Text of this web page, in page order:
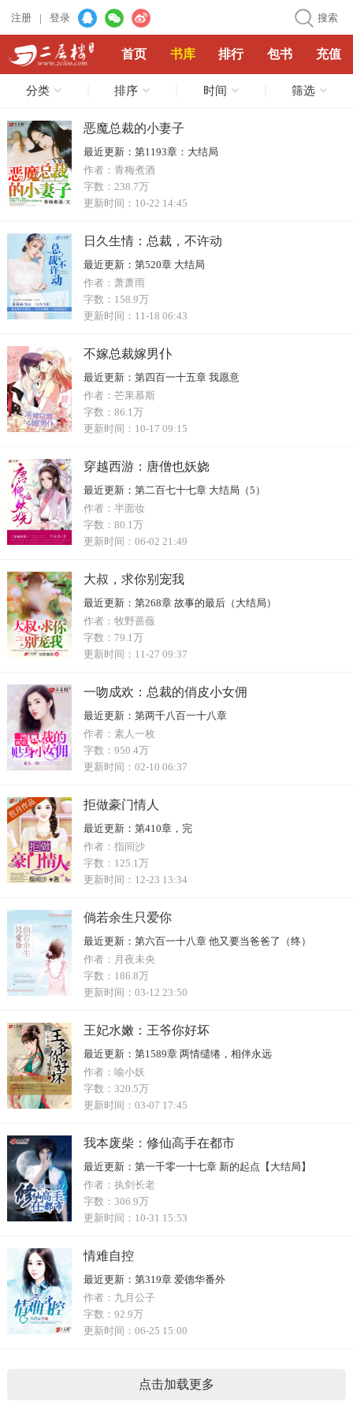
注册 | 登录 搜索
首页 书库 排行 包书 充值
分类 排序 时间 筛选
恶魔总裁的小妻子
最近更新： 第1193章：大结局
作者： 青梅煮酒
字数： 238.7万
更新时间： 10-22 14:45
日久生情：总裁，不许动
最近更新：
第520章 大结局
作者： 萧萧雨
字数： 158.9万
更新时间： 11-18 06:43
不嫁总裁嫁男仆
最近更新： 第四百一十五章 我愿意
作者： 芒果慕斯
字数： 86.1万
更新时间： 10-17 09:15
穿越西游：唐僧也妖娆
最近更新： 第二百七十七章 大结局（5）
作者： 半面妆
字数： 80.1万
更新时间： 06-02 21:49
大叔，求你别宠我
最近更新： 第268章 故事的最后（大结局）
作者： 牧野蔷薇
字数： 79.1万
更新时间： 11-27 09:37
一吻成欢：总裁的俏皮小女佣
最近更新： 第两千八百一十八章
作者： 素人一枚
字数： 950.4万
更新时间： 02-10 06:37
拒做豪门情人
最近更新： 第410章，完
作者： 指间沙
字数： 125.1万
更新时间： 12-23 13:34
倘若余生只爱你
最近更新： 第六百一十八章 他又要当爸爸了（终）
作者： 月夜未央
字数： 186.8万
更新时间： 03-12 23:50
王妃水嫩：王爷你好坏
最近更新： 第1589章 两情缱绻，相伴永远
作者： 喻小妖
字数： 320.5万
更新时间： 03-07 17:45
我本废柴：修仙高手在都市
最近更新： 第一千零一十七章 新的起点【大结局】
作者： 执剑长老
字数： 306.9万
更新时间： 10-31 15:53
情难自控
最近更新： 第319章 爱德华番外
作者： 九月公子
字数： 92.9万
更新时间： 06-25 15:00
点击加载更多